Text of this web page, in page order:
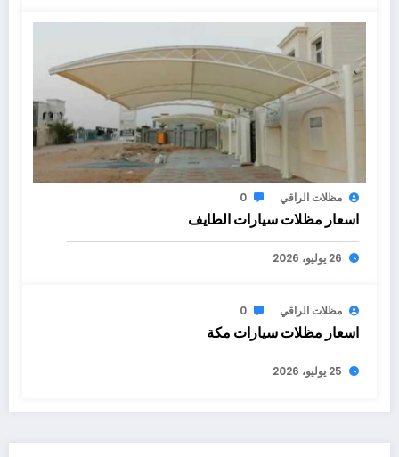
مظلات الراقي 0
اسعار مظلات سيارات الطايف
26 يوليو، 2026
مظلات الراقي 0
اسعار مظلات سيارات مكة
25 يوليو، 2026